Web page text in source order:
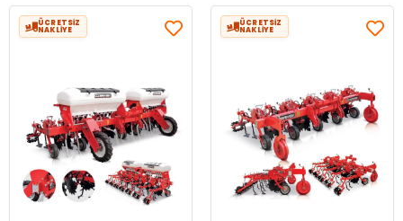
ÜCRETSİZ
NAKLİYE
ÜCRETSİZ
NAKLİYE